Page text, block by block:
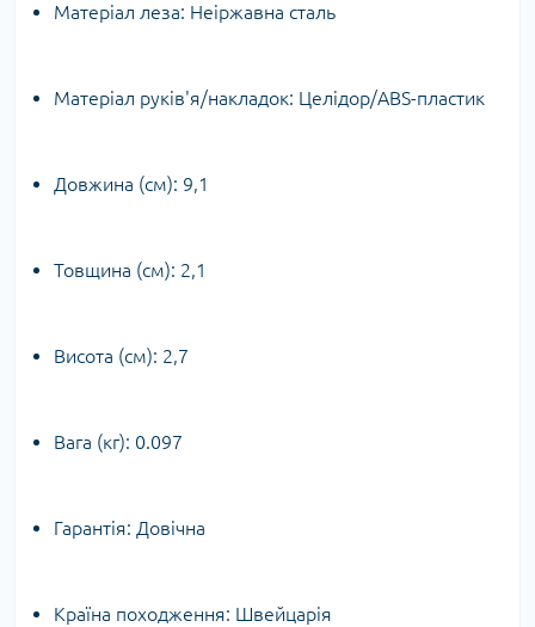
Матеріал леза: Неіржавна сталь
Матеріал руків'я/накладок: Целідор/ABS-пластик
Довжина (cм): 9,1
Товщина (см): 2,1
Висота (см): 2,7
Вага (кг): 0.097
Гарантія: Довічна
Країна походження: Швейцарія